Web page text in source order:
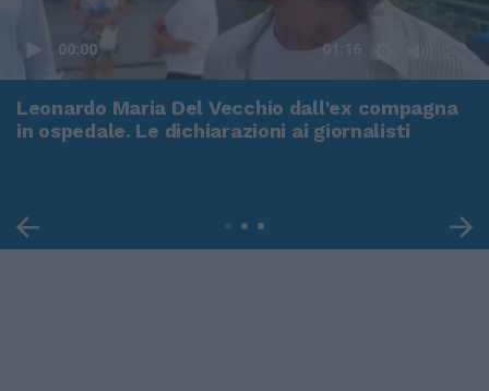
00:00 01:16
Leonardo Maria Del Vecchio dall'ex compagna
in ospedale. Le dichiarazioni ai giornalisti